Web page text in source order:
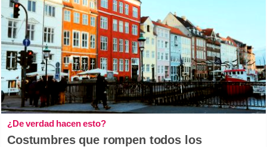
¿De verdad hacen esto?
Costumbres que rompen todos los